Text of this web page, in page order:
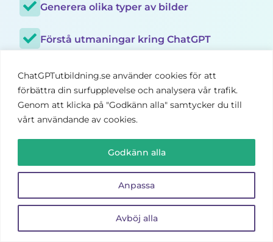
ChatGPTutbildning.se använder cookies för att
förbättra din surfupplevelse och analysera vår trafik.
Genom att klicka på "Godkänn alla" samtycker du till
vårt användande av cookies.
Anpassa
Avböj alla
Godkänn alla
Generera olika typer av bilder
Förstå utmaningar kring ChatGPT
Kunna skriva avancerade prompts
Generera mer kvalitativt material
Bli mer konkurrenskraftig
Utveckla din kreativitet
Bli inspirerad kring ChatGPT och AI